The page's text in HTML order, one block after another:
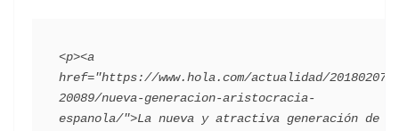
<p><a
href="https://www.hola.com/actualidad/201802071
20089/nueva-generacion-aristocracia-
espanola/">La nueva y atractiva generación de